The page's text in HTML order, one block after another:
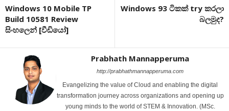
Windows 10 Mobile TP
Build 10581 Review
සිංහලෙන් [වීඩියෝ]
Windows 93 ටිකක් try කරලා
බලමුද?
Prabhath Mannapperuma
http://prabhathmannapperuma.com
Evangelizing the value of Cloud and enabling the digital
transformation journey across organizations and opening up
young minds to the world of STEM & Innovation. (MSc.